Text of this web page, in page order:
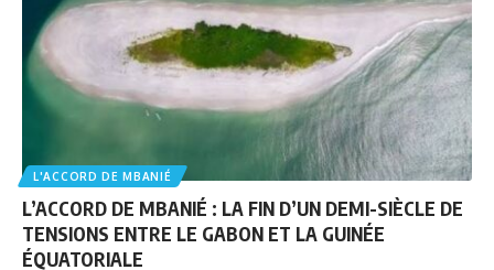
L'ACCORD DE MBANIÉ
L’ACCORD DE MBANIÉ : LA FIN D’UN DEMI-SIÈCLE DE
TENSIONS ENTRE LE GABON ET LA GUINÉE
ÉQUATORIALE